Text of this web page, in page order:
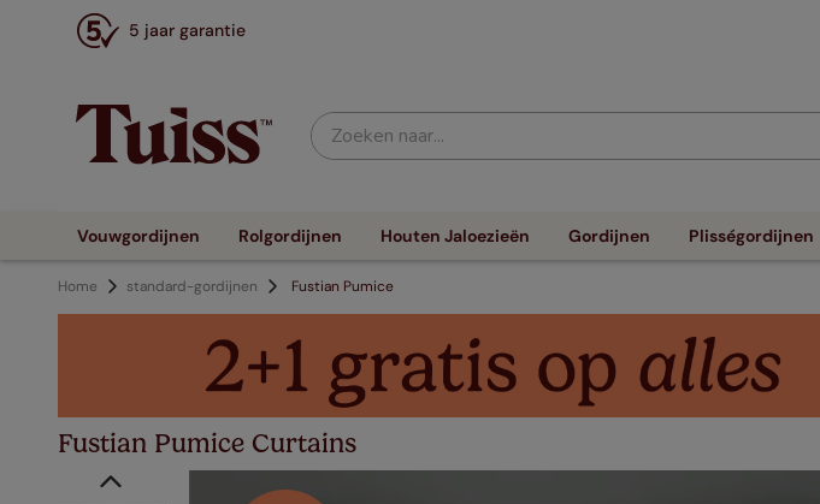
5 jaar garantie
Zoeken naar...
Vouwgordijnen Rolgordijnen Houten Jaloezieën Gordijnen Plisségordijnen
Home standard-gordijnen Fustian Pumice
Fustian Pumice Curtains